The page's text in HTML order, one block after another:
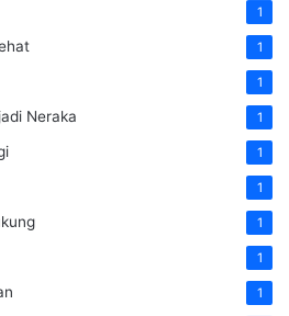
1
1
1
Neraka 1
1
1
1
1
1